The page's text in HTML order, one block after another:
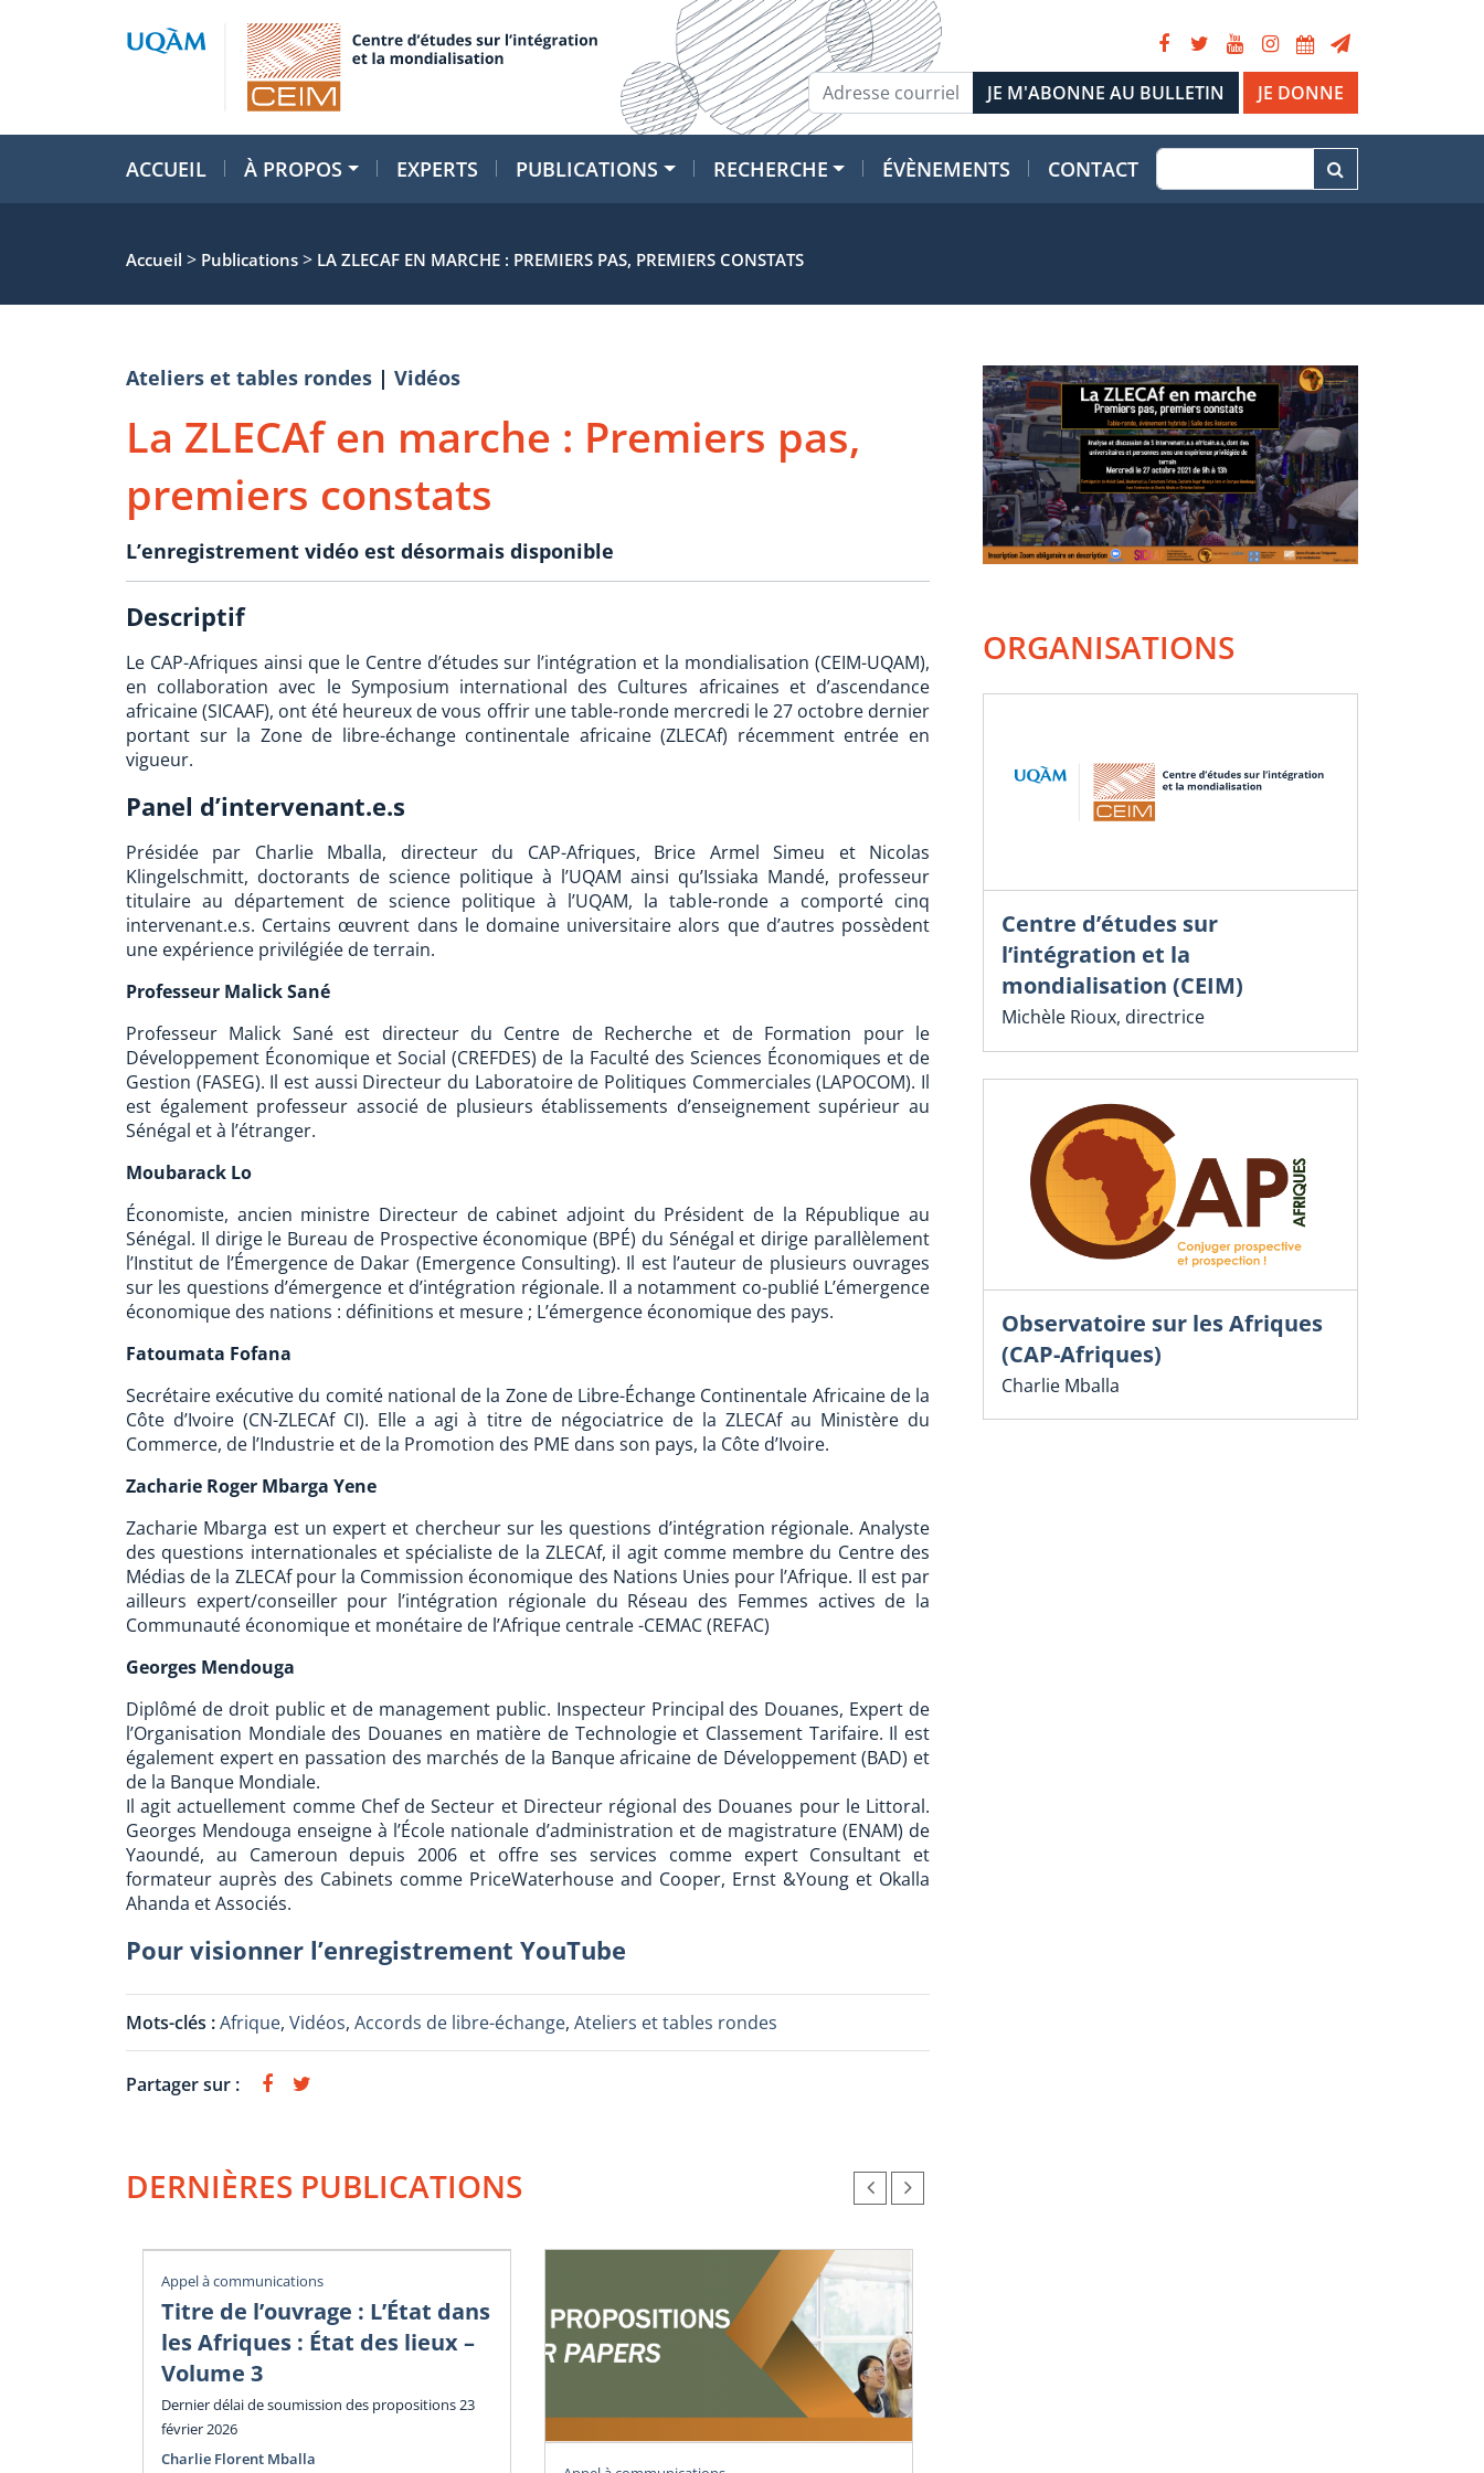
JE DONNE
ACCUEIL À PROPOS EXPERTS PUBLICATIONS RECHERCHE ÉVÈNEMENTS CONTACT
Accueil > Publications > LA ZLECAF EN MARCHE : PREMIERS PAS, PREMIERS CONSTATS
Ateliers et tables rondes | Vidéos
La ZLECAf en marche : Premiers pas,
premiers constats
L’enregistrement vidéo est désormais disponible
Descriptif
Le CAP-Afriques ainsi que le Centre d’études sur l’intégration et la mondialisation (CEIM-UQAM),
en collaboration avec le Symposium international des Cultures africaines et d’ascendance
africaine (SICAAF), ont été heureux de vous offrir une table-ronde mercredi le 27 octobre dernier
portant sur la Zone de libre-échange continentale africaine (ZLECAf) récemment entrée en
vigueur.
Panel d’intervenant.e.s
Présidée par Charlie Mballa, directeur du CAP-Afriques, Brice Armel Simeu et Nicolas
Klingelschmitt, doctorants de science politique à l’UQAM ainsi qu’Issiaka Mandé, professeur
titulaire au département de science politique à l’UQAM, la table-ronde a comporté cinq
intervenant.e.s. Certains œuvrent dans le domaine universitaire alors que d’autres possèdent
une expérience privilégiée de terrain.
Professeur Malick Sané
Professeur Malick Sané est directeur du Centre de Recherche et de Formation pour le
Développement Économique et Social (CREFDES) de la Faculté des Sciences Économiques et de
Gestion (FASEG). Il est aussi Directeur du Laboratoire de Politiques Commerciales (LAPOCOM). Il
est également professeur associé de plusieurs établissements d’enseignement supérieur au
Sénégal et à l’étranger.
Moubarack Lo
Économiste, ancien ministre Directeur de cabinet adjoint du Président de la République au
Sénégal. Il dirige le Bureau de Prospective économique (BPÉ) du Sénégal et dirige parallèlement
l’Institut de l’Émergence de Dakar (Emergence Consulting). Il est l’auteur de plusieurs ouvrages
sur les questions d’émergence et d’intégration régionale. Il a notamment co-publié L’émergence
économique des nations : définitions et mesure ; L’émergence économique des pays.
Fatoumata Fofana
Secrétaire exécutive du comité national de la Zone de Libre-Échange Continentale Africaine de la
Côte d’Ivoire (CN-ZLECAf CI). Elle a agi à titre de négociatrice de la ZLECAf au Ministère du
Commerce, de l’Industrie et de la Promotion des PME dans son pays, la Côte d’Ivoire.
Zacharie Roger Mbarga Yene
Zacharie Mbarga est un expert et chercheur sur les questions d’intégration régionale. Analyste
des questions internationales et spécialiste de la ZLECAf, il agit comme membre du Centre des
Médias de la ZLECAf pour la Commission économique des Nations Unies pour l’Afrique. Il est par
ailleurs expert/conseiller pour l’intégration régionale du Réseau des Femmes actives de la
Communauté économique et monétaire de l’Afrique centrale -CEMAC (REFAC)
Georges Mendouga
Diplômé de droit public et de management public. Inspecteur Principal des Douanes, Expert de
l’Organisation Mondiale des Douanes en matière de Technologie et Classement Tarifaire. Il est
également expert en passation des marchés de la Banque africaine de Développement (BAD) et
de la Banque Mondiale.
Il agit actuellement comme Chef de Secteur et Directeur régional des Douanes pour le Littoral.
Georges Mendouga enseigne à l’École nationale d’administration et de magistrature (ENAM) de
Yaoundé, au Cameroun depuis 2006 et offre ses services comme expert Consultant et
formateur auprès des Cabinets comme PriceWaterhouse and Cooper, Ernst &Young et Okalla
Ahanda et Associés.
Pour visionner l’enregistrement YouTube
Mots-clés :Afrique, Vidéos, Accords de libre-échange, Ateliers et tables rondes
Partager sur :
DERNIÈRES PUBLICATIONS
Appel à communications
Titre de l’ouvrage : L’État dans
les Afriques : État des lieux –
Volume 3
Dernier délai de soumission des propositions 23
février 2026
Charlie Florent Mballa
ORGANISATIONS
Centre d’études sur
l’intégration et la
mondialisation (CEIM)
Michèle Rioux, directrice
Observatoire sur les Afriques
(CAP-Afriques)
Charlie Mballa